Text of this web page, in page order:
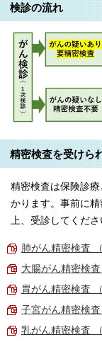
検診の流れ
精密検査を受けら
精密検査は保険診
かります。事前に
上、受診してくださ
肺がん精密検査
大腸がん精密検査
胃がん精密検査
子宮がん精密検査
乳がん精密検査